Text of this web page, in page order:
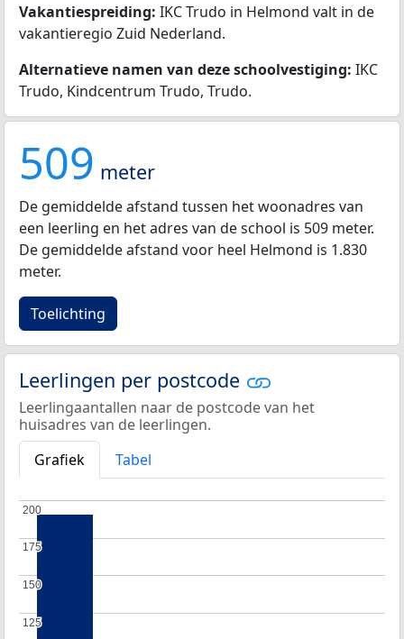
Vakantiespreiding: IKC Trudo in Helmond valt in de
vakantieregio Zuid Nederland.
Alternatieve namen van deze schoolvestiging: IKC
Trudo, Kindcentrum Trudo, Trudo.
509 meter
De gemiddelde afstand tussen het woonadres van
een leerling en het adres van de school is 509 meter.
De gemiddelde afstand voor heel Helmond is 1.830
meter.
Toelichting
Leerlingen per postcode
Leerlingaantallen naar de postcode van het
huisadres van de leerlingen.
Grafiek
Tabel
125
125
150
150
175
175
200
200